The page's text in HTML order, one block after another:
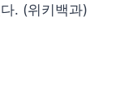
. (위키백과)